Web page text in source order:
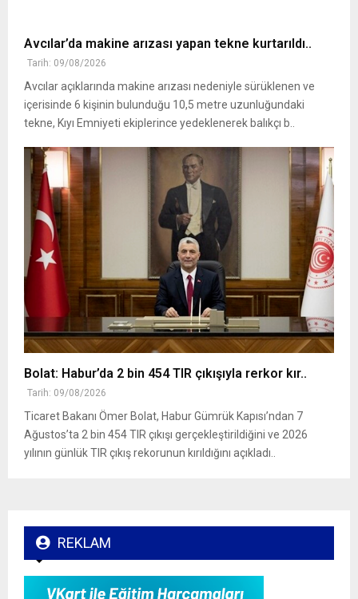
Avcılar’da makine arızası yapan tekne kurtarıldı..
Tarih: 09/08/2026
Avcılar açıklarında makine arızası nedeniyle sürüklenen ve
içerisinde 6 kişinin bulunduğu 10,5 metre uzunluğundaki
tekne, Kıyı Emniyeti ekiplerince yedeklenerek balıkçı b..
Bolat: Habur’da 2 bin 454 TIR çıkışıyla rerkor kır..
Tarih: 09/08/2026
Ticaret Bakanı Ömer Bolat, Habur Gümrük Kapısı’ndan 7
Ağustos’ta 2 bin 454 TIR çıkışı gerçekleştirildiğini ve 2026
yılının günlük TIR çıkış rekorunun kırıldığını açıkladı..
REKLAM